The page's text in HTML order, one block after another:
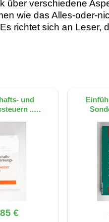
über verschiedene
wie das Alles-oder-
richtet sich an Leser,
und
..…
€